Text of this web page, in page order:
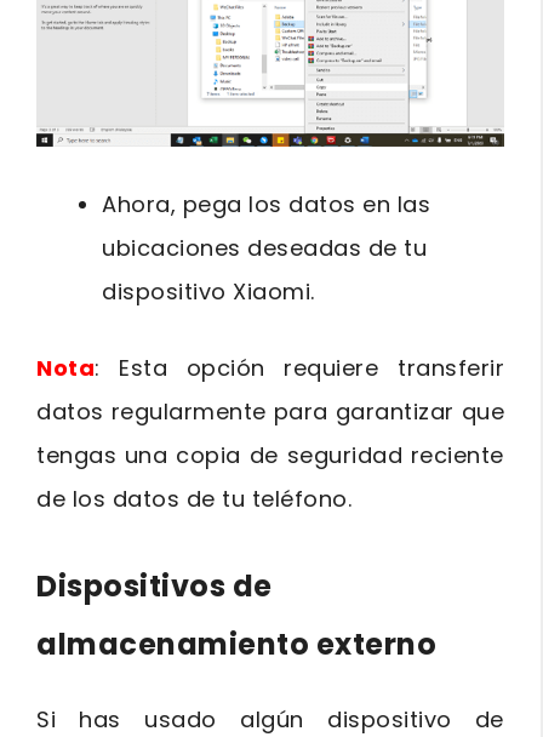
Ahora, pega los datos en las
ubicaciones deseadas de tu
dispositivo Xiaomi.
Nota: Esta opción requiere transferir
datos regularmente para garantizar que
tengas una copia de seguridad reciente
de los datos de tu teléfono.
Dispositivos de
almacenamiento externo
Si has usado algún dispositivo de